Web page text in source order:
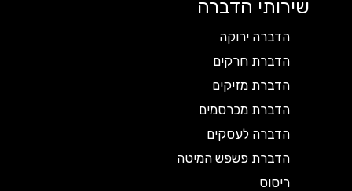
שירותי הדברה
הדברה ירוקה
הדברת חרקים
הדברת מזיקים
הדברת מכרסמים
הדברה לעסקים
הדברת פשפש המיטה
ריסוס